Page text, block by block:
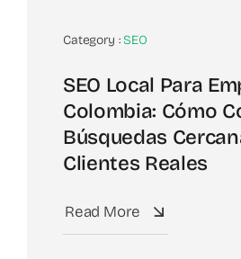
Category :SEO
SEO Local Para
Colombia: Cómo
Búsquedas
Clientes Reales
Read More